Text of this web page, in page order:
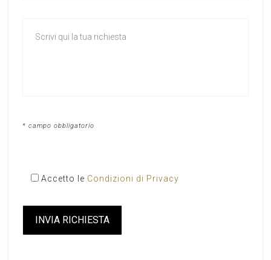
* campo obbligatorio
Accetto le Condizioni di Privacy
leave